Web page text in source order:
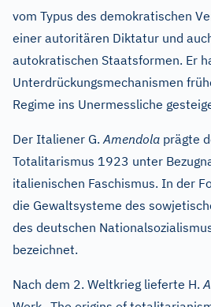
vom Typus des demokratischen
einer autoritären Diktatur und
autokratischen Staatsformen. Er
Unterdrückungsmechanismen
Regime ins Unermessliche
Der Italiener G.Amendola prägte
Totalitarismus 1923 unter
italienischen Faschismus. In der
die Gewaltsysteme des
des deutschen
bezeichnet.
Nach dem 2. Weltkrieg lieferte H.